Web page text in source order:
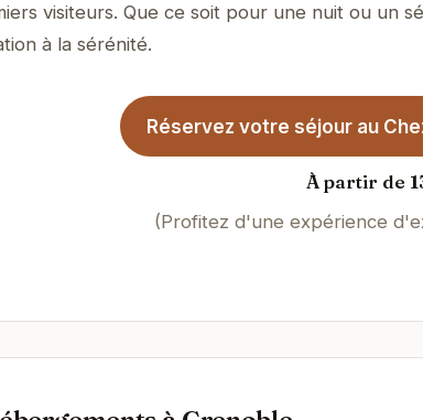
visiteurs. Que ce soit pour une nuit ou un
à la sérénité.
Réservez votre séjour au
À partir de
(Profitez d'une expérience